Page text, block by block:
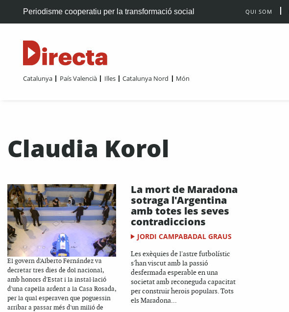
Periodisme cooperatiu per la transformació social QUI SOM
Catalunya País Valencià Illes Catalunya Nord Món
Claudia Korol
El govern d'Alberto Fernández va
decretar tres dies de dol nacional,
amb honors d'Estat i la instal·lació
d'una capella ardent a la Casa Rosada,
per la qual esperaven que poguessin
arribar a passar més d'un milió de
La mort de Maradona
sotraga l'Argentina
amb totes les seves
contradiccions
JORDI CAMPABADAL GRAUS
Les exèquies de l'astre futbolístic
s'han viscut amb la passió
desfermada esperable en una
societat amb reconeguda capacitat
per construir herois populars. Tots
els Maradona...